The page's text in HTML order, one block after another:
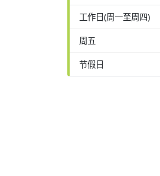
工作日(周一至周四)
周五
节假日